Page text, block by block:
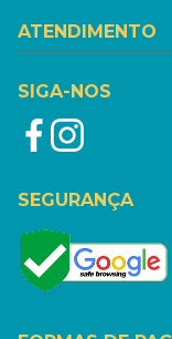
ATENDIMENTO
SIGA-NOS
SEGURANÇA